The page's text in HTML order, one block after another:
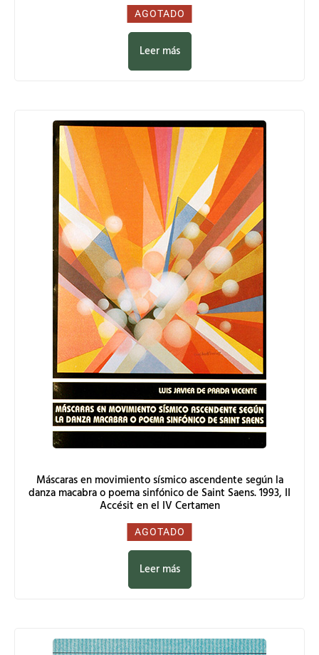
0,00 €
AGOTADO
Leer más
Máscaras en movimiento sísmico ascendente según la
danza macabra o poema sinfónico de Saint Saens. 1993, II
Accésit en el IV Certamen
0,00 €
AGOTADO
Leer más